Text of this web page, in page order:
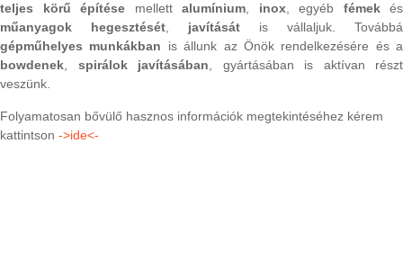
teljes körű építése mellett alumínium inox, egyéb fémekés
műanyagok hegesztését
javítását is vállaljuk. Továbbá
gépműhelyes munkákban is állunk az Önök rendelkezésére és a
bowdenek
spirálok javításában , gyártásában is aktívan részt
veszünk.
Folyamatosan bővülő hasznos információk megtekintéséhez kérem
kattintson ->ide<-